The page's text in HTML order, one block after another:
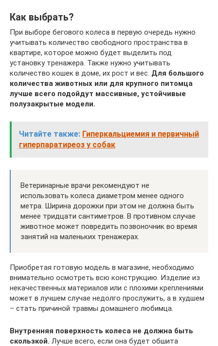
Как выбрать?
При выборе бегового колеса в первую очередь нужно
учитывать количество свободного пространства в
квартире, которое можно будет выделить под
установку тренажера. Также нужно учитывать
количество кошек в доме, их рост и вес. Для большого
количества животных или для крупного питомца
лучше всего подойдут массивные, устойчивые
полузакрытые модели.
Читайте также: Гиперкальциемия и первичный
гиперпаратиреоз у собак
Ветеринарные врачи рекомендуют не
использовать колеса диаметром менее одного
метра. Ширина дорожки при этом не должна быть
менее тридцати сантиметров. В противном случае
животное может повредить позвоночник во время
занятий на маленьких тренажерах.
Приобретая готовую модель в магазине, необходимо
внимательно осмотреть всю конструкцию. Изделие из
некачественных материалов или с плохими креплениями
может в лучшем случае недолго прослужить, а в худшем
– стать причиной травмы домашнего любимца.
Внутренняя поверхность колеса не должна быть
скользкой. Лучше всего, если она будет обшита